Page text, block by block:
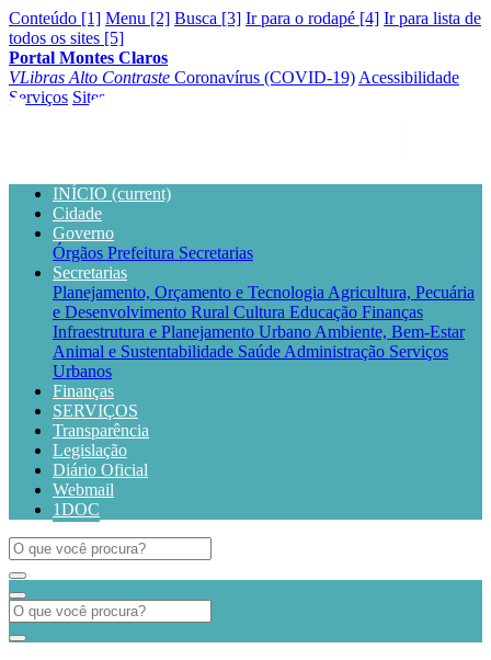
Conteúdo [1] Menu [2] Busca [3] Ir para o rodapé [4] Ir para lista de
todos os sites [5]
Portal Montes Claros
VLibras Alto Contraste Coronavírus (COVID-19) Acessibilidade
Serviços Sites
INÍCIO (current)
Cidade
Governo
Órgãos Prefeitura Secretarias
Secretarias
Planejamento, Orçamento e Tecnologia Agricultura, Pecuária
e Desenvolvimento Rural Cultura Educação Finanças
Infraestrutura e Planejamento Urbano Ambiente, Bem-Estar
Animal e Sustentabilidade Saúde Administração Serviços
Urbanos
Finanças
SERVIÇOS
Transparência
Legislação
Diário Oficial
Webmail
1DOC